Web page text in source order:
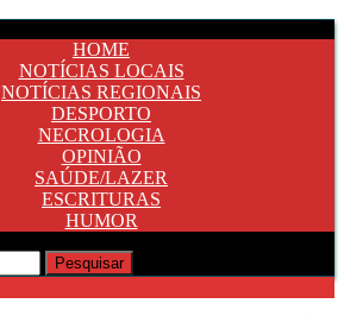
HOME
NOTÍCIAS LOCAIS
NOTÍCIAS REGIONAIS
DESPORTO
NECROLOGIA
OPINIÃO
SAÚDE/LAZER
ESCRITURAS
HUMOR